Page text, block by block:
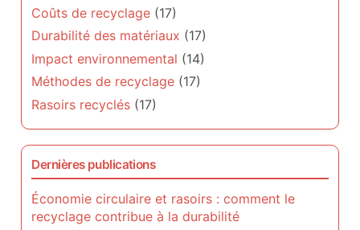
Coûts de recyclage (17)
Durabilité des matériaux (17)
Impact environnemental (14)
Méthodes de recyclage (17)
Rasoirs recyclés (17)
Dernières publications
Économie circulaire et rasoirs : comment le
recyclage contribue à la durabilité